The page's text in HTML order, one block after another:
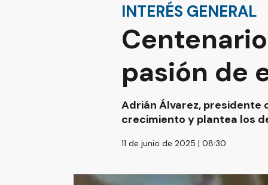
INTERÉS GENERAL
pasión de
Adrián Álvarez, presidente
crecimiento y plantea los
11 de junio de 2025 | 08:30